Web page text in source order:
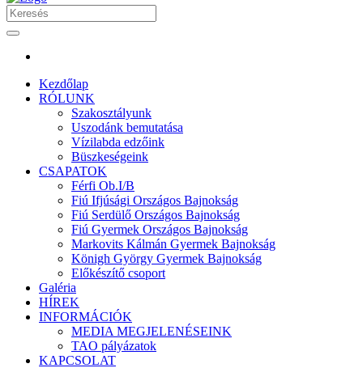
Kezdőlap
RÓLUNK
Szakosztályunk
Uszodánk bemutatása
Vízilabda edzőink
Büszkeségeink
CSAPATOK
Férfi Ob.I/B
Fiú Ifjúsági Országos Bajnokság
Fiú Serdülő Országos Bajnokság
Fiú Gyermek Országos Bajnokság
Markovits Kálmán Gyermek Bajnokság
Königh György Gyermek Bajnokság
Előkészítő csoport
Galéria
HÍREK
INFORMÁCIÓK
MEDIA MEGJELENÉSEINK
TAO pályázatok
KAPCSOLAT